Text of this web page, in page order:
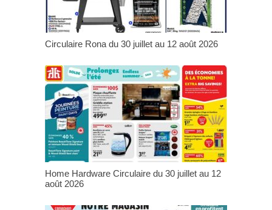
Circulaire Rona du 30 juillet au 12 août 2026
Home Hardware Circulaire du 30 juillet au 12
août 2026